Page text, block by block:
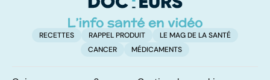
RECETTES RAPPEL PRODUIT
LE MAG DE LA SANTÉ
CANCER
MÉDICAMENTS